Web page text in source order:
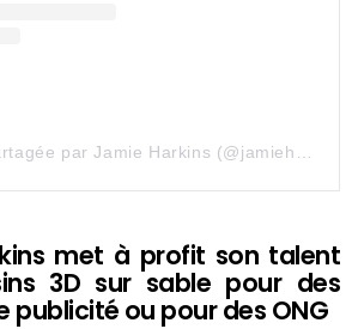
met à profit son talent
3D sur sable pour des
publicité ou pour des ONG